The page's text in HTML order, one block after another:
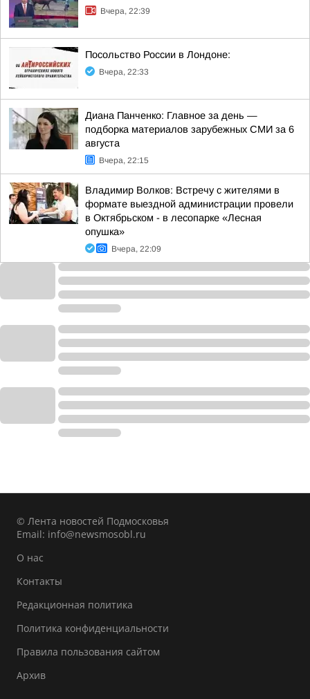
Вчера, 22:39
Посольство России в Лондоне:
Вчера, 22:33
Диана Панченко: Главное за день —
подборка материалов зарубежных СМИ за 6
августа
Вчера, 22:15
Владимир Волков: Встречу с жителями в
формате выездной администрации провели
в Октябрьском - в лесопарке «Лесная
опушка»
Вчера, 22:09
© Лента новостей Подмосковья
Email: info@newsmosobl.ru
О нас
Контакты
Редакционная политика
Политика конфиденциальности
Правила пользования сайтом
Архив